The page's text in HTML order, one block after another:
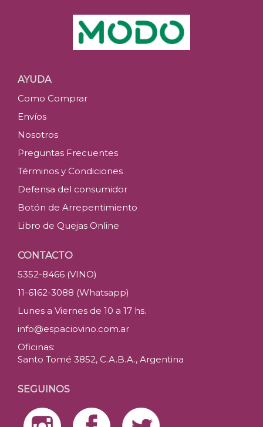
AYUDA
Como Comprar
Envíos
Nosotros
Preguntas Frecuentes
Términos y Condiciones
Defensa del consumidor
Botón de Arrepentimiento
Libro de Quejas Online
CONTACTO
5352-8466 (VINO)
11-6162-3088 (Whatsapp)
Lunes a Viernes de 10 a 17 hs.
info@espaciovino.com.ar
Oficinas:
Santo Tomé 3852, C.A.B.A., Argentina
SEGUINOS